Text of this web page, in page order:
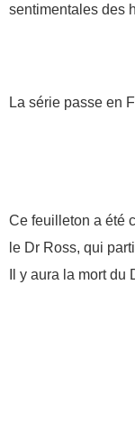
sentimentales des
La série passe en
Ce feuilleton a été
le Dr Ross, qui
Il y aura la mort